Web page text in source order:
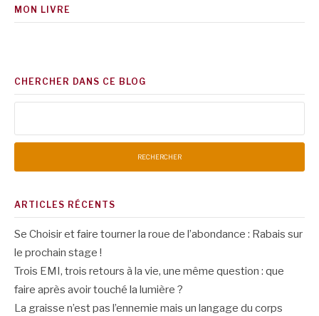
MON LIVRE
CHERCHER DANS CE BLOG
ARTICLES RÉCENTS
Se Choisir et faire tourner la roue de l’abondance : Rabais sur
le prochain stage !
Trois EMI, trois retours à la vie, une même question : que
faire après avoir touché la lumière ?
La graisse n’est pas l’ennemie mais un langage du corps